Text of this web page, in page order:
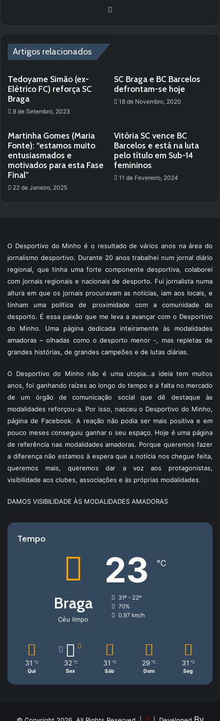
Artigos relacionados
Tedoyame Simão (ex-
Elétrico FC) reforça SC
Braga
8 de Setembro, 2023
SC Braga e BC Barcelos
defrontam-se hoje
18 de Novembro, 2020
Martinha Gomes (Maria
Fonte): “estamos muito
entusiasmados e
motivados para esta Fase
Final”
22 de Janeiro, 2025
Vitória SC vence BC
Barcelos e está na luta
pelo título em Sub-14
femininos
11 de Fevereiro, 2024
O Desportivo do Minho é o resultado de vários anos na área do
jornalismo desportivo. Durante 20 anos trabalhei num jornal diário
regional, que tinha uma forte componente desportiva, colaborei
com jornais regionais e nacionais de desporto. Fui jornalista numa
altura em que os jornais procuravam as notícias, iam aos locais, e
tinham uma política de proximidade com a comunidade do
desporto. É essa paixão que me leva a avançar com o Desportivo
do Minho. Uma página dedicada inteiramente às modalidades
amadoras – olhadas como o desporto menor -, mas repletas de
grandes histórias, de grandes campeões e de lutas diárias.
O Desportivo do Minho não é uma utopia…a ideia tem muitos
anos, foi ganhando raízes ao longo do tempo e a falta no mercado
de um órgão de comunicação social que dê destaque às
modalidades reforçou-a. Por isso, nasceu o Desportivo do Minho,
página de Facebook. A reação não podia ser mais positiva e em
pouco meses conseguiu ganhar o seu espaço. Hoje é uma página
de referência nas modalidades amadoras. Porque queremos fazer
a diferença não estamos à espera que a notícia nos chegue feita,
queremos mais, queremos dar a voz aos protagonistas,
visibilidade aos clubes, associações e às próprias modalidades.
DAMOS VISIBILIDADE ÀS MODALIDADES AMADORAS
Tempo
Braga
Céu limpo
23 ℃
31º - 22º
70%
0.97 km/h
31 ℃
Qui
32 ℃
Sex
31 ℃
Sáb
29 ℃
Dom
31 ℃
Seg